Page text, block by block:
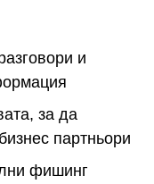
и
за да
партньори
фишинг